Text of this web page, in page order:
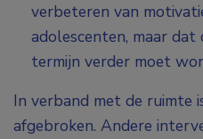
verbeteren van
adolescenten, maar
termijn verder moet
In verband met de ruimte
afgebroken. Andere